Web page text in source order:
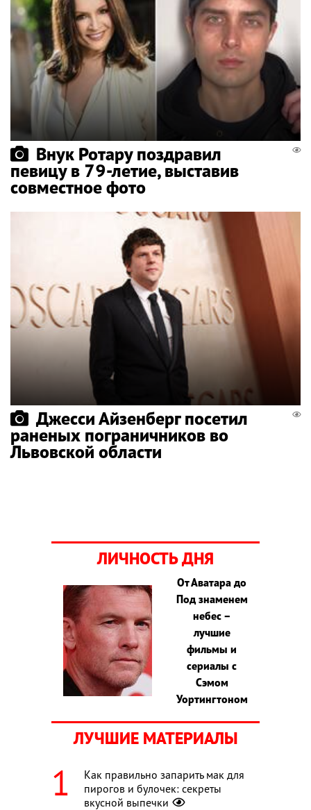
Внук Ротару поздравил
певицу в 79-летие, выставив
совместное фото
Джесси Айзенберг посетил
раненых пограничников во
Львовской области
ЛИЧНОСТЬ ДНЯ
От Аватара до
Под знаменем
небес –
лучшие
фильмы и
сериалы с
Сэмом
Уортингтоном
ЛУЧШИЕ МАТЕРИАЛЫ
Как правильно запарить мак для
пирогов и булочек: секреты
вкусной выпечки